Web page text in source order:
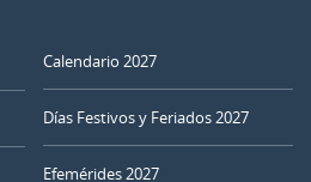
Calendario 2027
Días Festivos y Feriados 2027
Efemérides 2027